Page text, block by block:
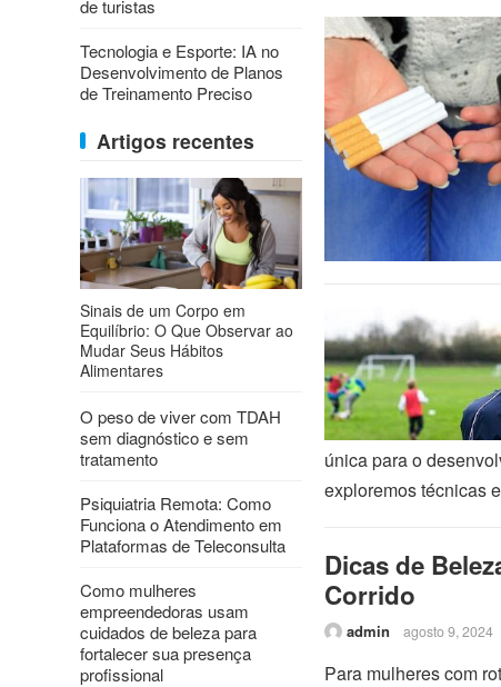
única para o
exploremos técnicas
Dicas de
Corrido
admin agosto 9, 2024
Para mulheres com
de turistas
Tecnologia e Esporte: IA no
Desenvolvimento de Planos
de Treinamento Preciso
Artigos recentes
Sinais de um Corpo em
Equilíbrio: O Que Observar ao
Mudar Seus Hábitos
Alimentares
O peso de viver com TDAH
sem diagnóstico e sem
tratamento
Psiquiatria Remota: Como
Funciona o Atendimento em
Plataformas de Teleconsulta
Como mulheres
empreendedoras usam
cuidados de beleza para
fortalecer sua presença
profissional